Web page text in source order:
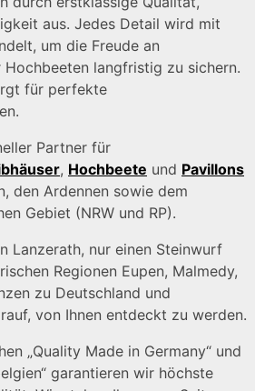
aus. Jedes Detail wird mit
um die Freude an
Hochbeeten langfristig zu sichern.
für perfekte
Partner für
, Hochbeete und Pavillons
den Ardennen sowie dem
Gebiet (NRW und RP).
Lanzerath, nur einen Steinwurf
Regionen Eupen, Malmedy,
zu Deutschland und
von Ihnen entdeckt zu werden.
„Quality Made in Germany“ und
garantieren wir höchste